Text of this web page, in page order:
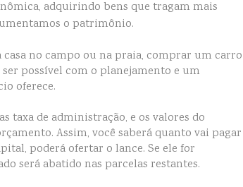
adquirindo bens que tragam mais
o patrimônio.
no campo ou na praia, comprar um carro
possível com o planejamento e um
oferece.
taxa de administração, e os valores do
Assim, você saberá quanto vai pagar
poderá ofertar o lance. Se ele for
será abatido nas parcelas restantes.